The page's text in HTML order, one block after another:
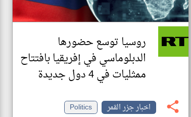
روسيا توسع حضورها
الدبلوماسي في إفريقيا بافتتاح
ممثليات في 4 دول جديدة
اخبار جزر القمر
Politics